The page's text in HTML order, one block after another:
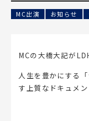
MC出演 お知らせ
MCの大橋大記が
人生を豊かにする
す上質なドキュメン